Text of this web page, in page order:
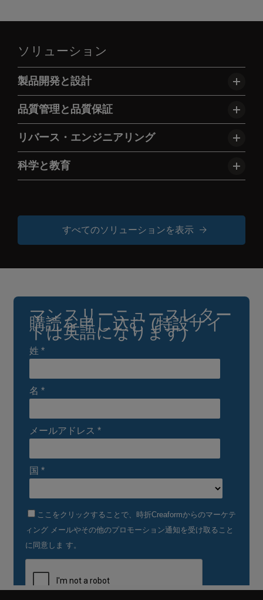
ソリューション
製品開発と設計
品質管理と品質保証
リバース・エンジニアリング
科学と教育
すべてのソリューションを表示